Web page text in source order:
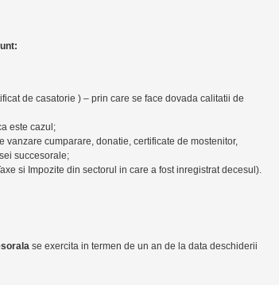
de casatorie ) – prin care se face dovada calitatii de
este cazul;
cumparare, donatie, certificate de mostenitor,
succesorale;
si Impozite din sectorul in care a fost inregistrat decesul).
se exercita in termen de un an de la data deschiderii